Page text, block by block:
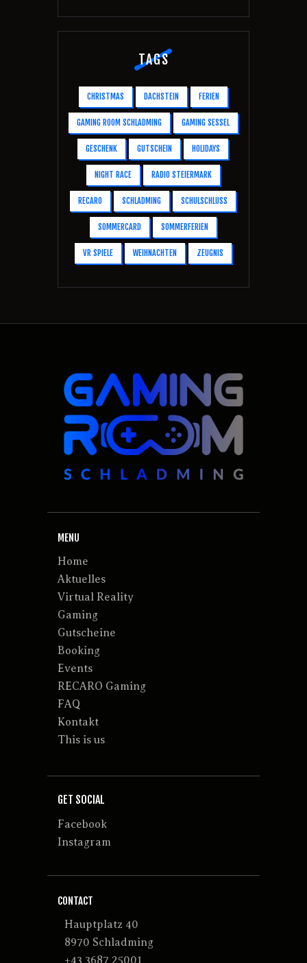
TAGS
CHRISTMAS DACHSTEIN FERIEN
GAMING ROOM SCHLADMING GAMING SESSEL
GESCHENK GUTSCHEIN HOLIDAYS
NIGHT RACE RADIO STEIERMARK
RECARO SCHLADMING SCHULSCHLUSS
SOMMERCARD SOMMERFERIEN
VR SPIELE WEIHNACHTEN ZEUGNIS
MENU
Home
Aktuelles
Virtual Reality
Gaming
Gutscheine
Booking
Events
RECARO Gaming
FAQ
Kontakt
This is us
GET SOCIAL
Facebook
Instagram
CONTACT
Hauptplatz 40
8970 Schladming
+43 3687 25001